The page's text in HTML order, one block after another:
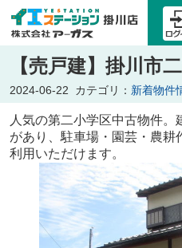
【売戸建】掛川市
2024-06-22 カテゴリ： 新着物件
人気の第二小学区中古物件
があり、駐車場・園芸・農
利用いただけます。